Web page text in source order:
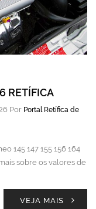
RETÍFICA
Por Portal Retífica de
145 147 155 156 164
sobre os valores de
VEJA MAIS